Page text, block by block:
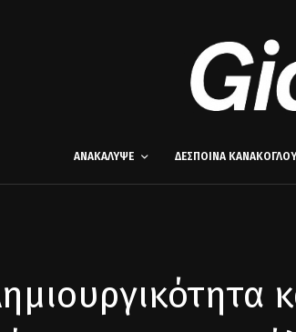
ΑΝΑΚΑΛΥΨΕ ΔΕΣΠΟΙΝΑ ΚΑΝΑΚΟΓΛΟΥ